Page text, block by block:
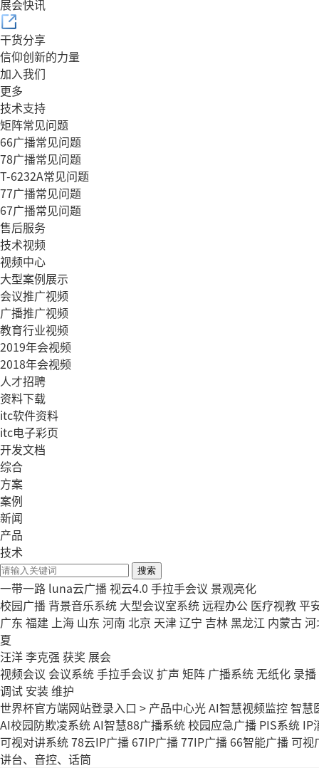
展会快讯
干货分享
信仰创新的力量
加入我们
更多
技术支持
矩阵常见问题
66广播常见问题
78广播常见问题
T-6232A常见问题
77广播常见问题
67广播常见问题
售后服务
技术视频
视频中心
大型案例展示
会议推广视频
广播推广视频
教育行业视频
2019年会视频
2018年会视频
人才招聘
资料下载
itc软件资料
itc电子彩页
开发文档
综合
方案
案例
新闻
产品
技术
搜索
一带一路 luna云广播 视云4.0 手拉手会议 景观亮化
校园广播 背景音乐系统 大型会议室系统远程办公 医疗视教平
广东 福建 上海 山东 河南 北京 天津辽宁 吉林黑龙江 内蒙古
夏
汪洋李克强 获奖 展会
视频会议 会议系统手拉手会议 扩声 矩阵 广播系统无纸化 录播
调试 安装维护
世界杯官方端网站登录入口 > 产品中心光AI智慧视频监控智慧
AI校园防欺凌系统AI智慧88广播系统校园应急广播 PIS系统 IP
可视对讲系统78云IP广播 67IP广播77IP广播 66智能广播 可视
讲台、音控、话筒